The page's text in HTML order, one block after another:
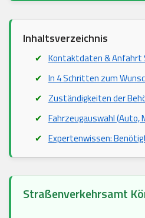
Inhaltsverzeichnis
Kontaktdaten &
In 4 Schritten zum
Zuständigkeiten der
Fahrzeugauswahl (Auto,
Expertenwissen:
Straßenverkehrsamt